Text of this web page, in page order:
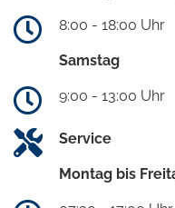
8:00 - 18:00 Uhr
Samstag
9:00 - 13:00 Uhr
Service
Montag bis